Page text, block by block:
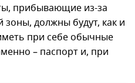
прибывающие из-за
должны будут, как и
при себе обычные
– паспорт и, при